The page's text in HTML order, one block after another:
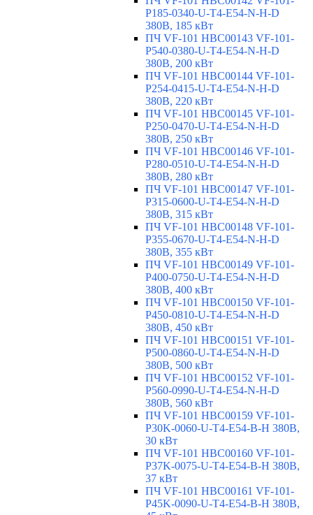
P185-0340-U-T4-E54-N-H-D
380В, 185 кВт
ПЧ VF-101 HBC00143 VF-101-
P540-0380-U-T4-E54-N-H-D
380В, 200 кВт
ПЧ VF-101 HBC00144 VF-101-
P254-0415-U-T4-E54-N-H-D
380В, 220 кВт
ПЧ VF-101 HBC00145 VF-101-
P250-0470-U-T4-E54-N-H-D
380В, 250 кВт
ПЧ VF-101 HBC00146 VF-101-
P280-0510-U-T4-E54-N-H-D
380В, 280 кВт
ПЧ VF-101 HBC00147 VF-101-
P315-0600-U-T4-E54-N-H-D
380В, 315 кВт
ПЧ VF-101 HBC00148 VF-101-
P355-0670-U-T4-E54-N-H-D
380В, 355 кВт
ПЧ VF-101 HBC00149 VF-101-
P400-0750-U-T4-E54-N-H-D
380В, 400 кВт
ПЧ VF-101 HBC00150 VF-101-
P450-0810-U-T4-E54-N-H-D
380В, 450 кВт
ПЧ VF-101 HBC00151 VF-101-
P500-0860-U-T4-E54-N-H-D
380В, 500 кВт
ПЧ VF-101 HBC00152 VF-101-
P560-0990-U-T4-E54-N-H-D
380В, 560 кВт
ПЧ VF-101 HBC00159 VF-101-
P30K-0060-U-T4-E54-B-H 380В,
30 кВт
ПЧ VF-101 HBC00160 VF-101-
P37K-0075-U-T4-E54-B-H 380В,
37 кВт
ПЧ VF-101 HBC00161 VF-101-
P45K-0090-U-T4-E54-B-H 380В,